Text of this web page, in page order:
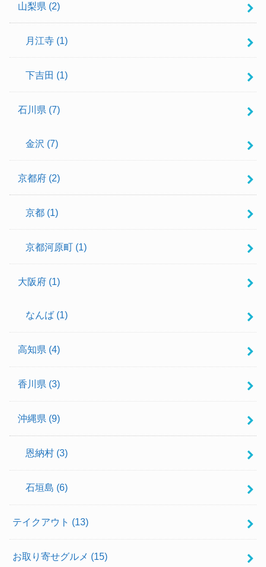
山梨県 (2)
月江寺 (1)
下吉田 (1)
石川県 (7)
金沢 (7)
京都府 (2)
京都 (1)
京都河原町 (1)
大阪府 (1)
なんば (1)
高知県 (4)
香川県 (3)
沖縄県 (9)
恩納村 (3)
石垣島 (6)
テイクアウト (13)
お取り寄せグルメ (15)